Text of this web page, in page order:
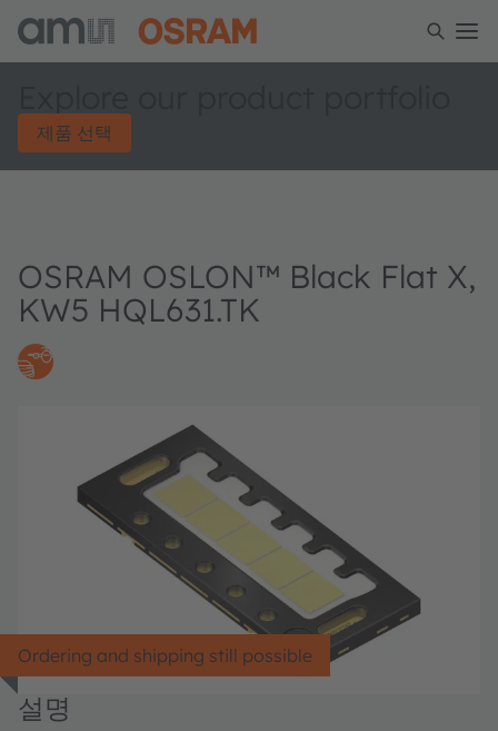
제품 선택
OSRAM OSLON™ Black Flat X,
KW5 HQL631.TK
Ordering and shipping still possible
설명